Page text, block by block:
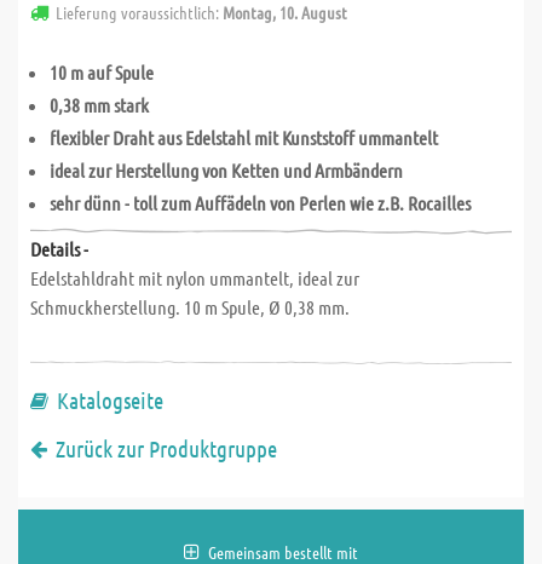
Lieferung voraussichtlich: Montag, 10. August
10 m auf Spule
0,38 mm stark
flexibler Draht aus Edelstahl mit Kunststoff ummantelt
ideal zur Herstellung von Ketten und Armbändern
sehr dünn - toll zum Auffädeln von Perlen wie z.B. Rocailles
Details -
Edelstahldraht mit nylon ummantelt, ideal zur
Schmuckherstellung. 10 m Spule, Ø 0,38 mm.
Katalogseite
Zurück zur Produktgruppe
Gemeinsam bestellt mit